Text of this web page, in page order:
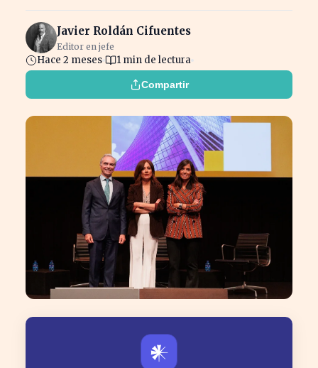
Javier Roldán Cifuentes
Editor en jefe
Hace 2 meses 1 min de lectura
Compartir
𒀭